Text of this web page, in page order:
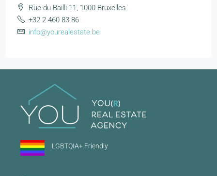
Rue du Bailli 11, 1000 Bruxelles
+32 2 460 83 86
info@yourealestate.be
LGBTQIA+ Friendly